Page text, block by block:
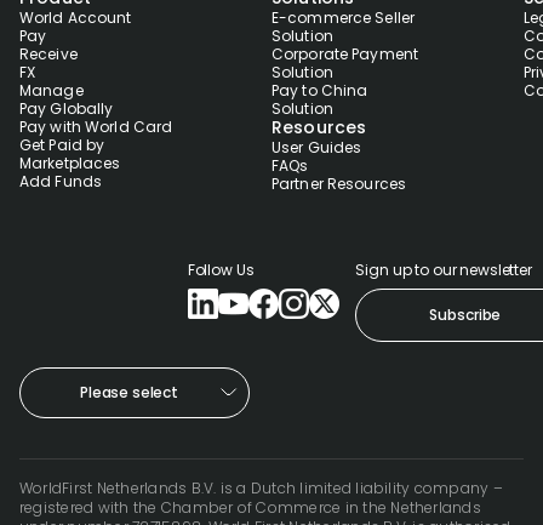
World Account
Pay
Receive
FX
Manage
Pay Globally
Pay with World Card
Get Paid by
Marketplaces
Add Funds
E-commerce Seller
Solution
Corporate Payment
Solution
Pay to China
Solution
Resources
User Guides
FAQs
Partner Resources
Follow Us Sign up to our newsletter
Subscribe
Please select
WorldFirst Netherlands B.V. is a Dutch limited liability company –
registered with the Chamber of Commerce in the Netherlands